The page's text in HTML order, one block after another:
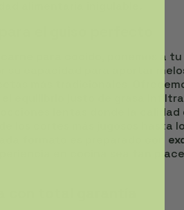
, ponemos a
su capacidad para aportar
más tradicionales.
el equilibrio justo de grasa
lentas donde la calidad
los cortes más jugosos hasta
en cocina sea tan